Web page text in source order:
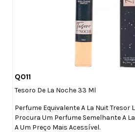
Q011
Tesoro De La Noche 33 Ml
Perfume Equivalente A La Nuit Tresor
Procura Um Perfume Semelhante A
A Um Preço Mais Acessível.